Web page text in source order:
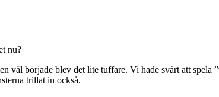
nu?
började blev det lite tuffare. Vi hade svårt att spela
trillat in också.